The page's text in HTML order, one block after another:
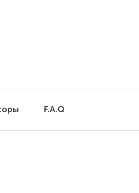
F.A.Q